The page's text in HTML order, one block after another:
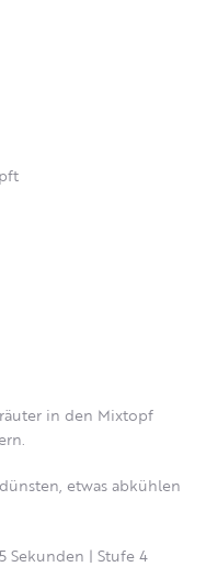
in den Mixtopf
etwas abkühlen
Sekunden | Stufe 4